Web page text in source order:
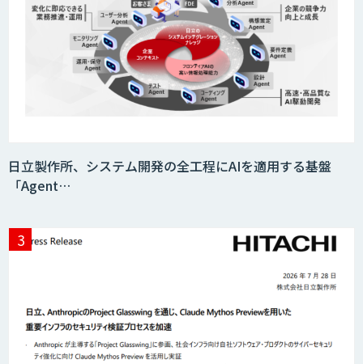
MatrixFlow
日立製作所、システム開発の全工程にAIを適用する基盤
「Agent…